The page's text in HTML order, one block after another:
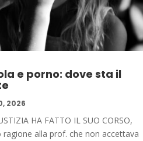
e porno: dove sta il
2026
HA FATTO IL SUO CORSO,
ragione alla prof. che non accettava